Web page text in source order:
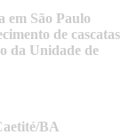
em São Paulo
de cascatas
da Unidade de
BA